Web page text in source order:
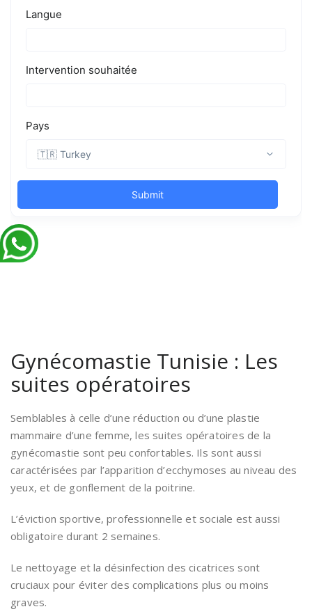
Gynécomastie Tunisie : Les
suites opératoires
Semblables à celle d’une réduction ou d’une plastie
mammaire d’une femme, les suites opératoires de la
gynécomastie sont peu confortables. Ils sont aussi
caractérisées par l’apparition d’ecchymoses au niveau des
yeux, et de gonflement de la poitrine.
L’éviction sportive, professionnelle et sociale est aussi
obligatoire durant 2 semaines.
Le nettoyage et la désinfection des cicatrices sont
cruciaux pour éviter des complications plus ou moins
graves.